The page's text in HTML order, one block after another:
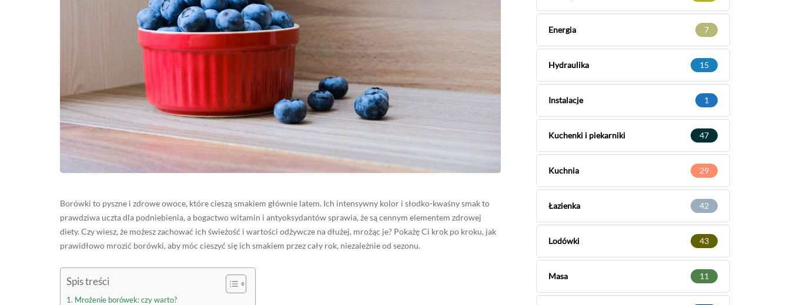
Borówki to pyszne i zdrowe owoce, które cieszą smakiem głównie latem. Ich intensywny kolor i słodko-kwaśny smak to
prawdziwa uczta dla podniebienia, a bogactwo witamin i antyoksydantów sprawia, że są cennym elementem zdrowej
diety. Czy wiesz, że możesz zachować ich świeżość i wartości odżywcze na dłużej, mrożąc je? Pokażę Ci krok po kroku, jak
prawidłowo mrozić borówki, aby móc cieszyć się ich smakiem przez cały rok, niezależnie od sezonu.
Spis treści
Mrożenie borówek: czy warto?
Energia 7
Hydraulika 15
Instalacje 1
Kuchenki i piekarniki 47
Kuchnia 29
Łazienka 42
Lodówki 43
Masa 11